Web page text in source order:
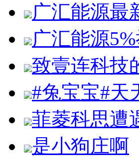
广汇能源最
广汇能源
致壹连科技
#兔宝宝#天
菲菱科思遭
是小狗庄啊